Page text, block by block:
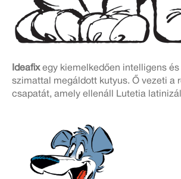
Ideafixegy kiemelkedően intelligens és
szimattal megáldott kutyus. Ő vezeti a
csapatát, amely ellenáll Lutetia